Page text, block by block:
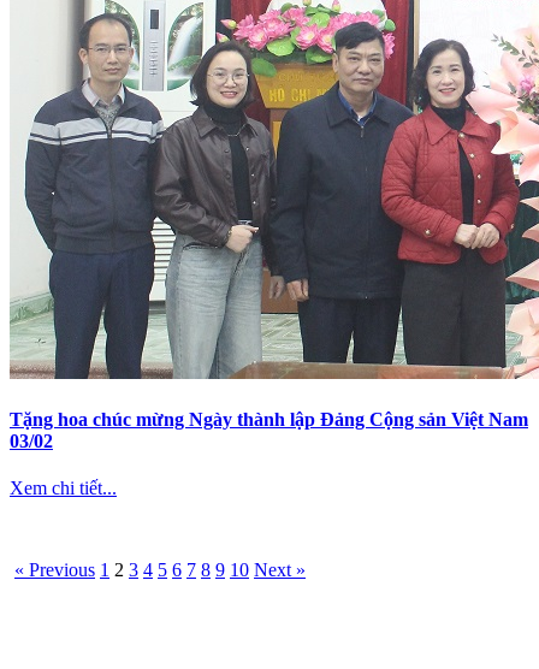
Tặng hoa chúc mừng Ngày thành lập Đảng Cộng sản Việt Nam
03/02
Xem chi tiết...
« Previous 1 2 3 4 5 6 7 8 9 10 Next »